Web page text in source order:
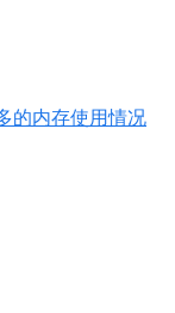
的内存使用情况